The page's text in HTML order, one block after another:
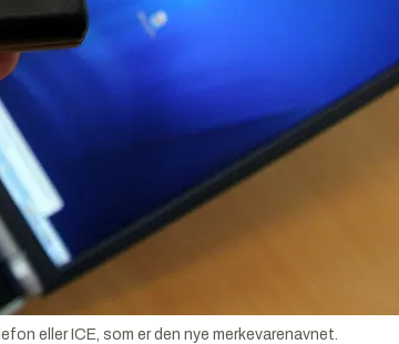
eller ICE, som er den nye merkevarenavnet.